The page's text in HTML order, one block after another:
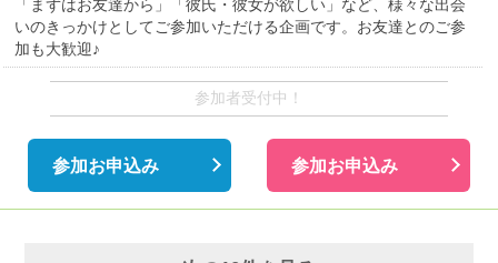
「まずはお友達から」「彼氏・彼女が欲しい」など、様々な出会
いのきっかけとしてご参加いただける企画です。お友達とのご参
加も大歓迎♪
参加者受付中！
参加お申込み 参加お申込み